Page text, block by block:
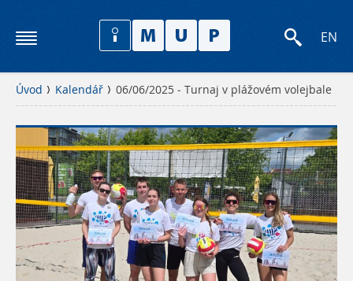
EN
Úvod Kalendář 06/06/2025 - Turnaj v plážovém volejbale